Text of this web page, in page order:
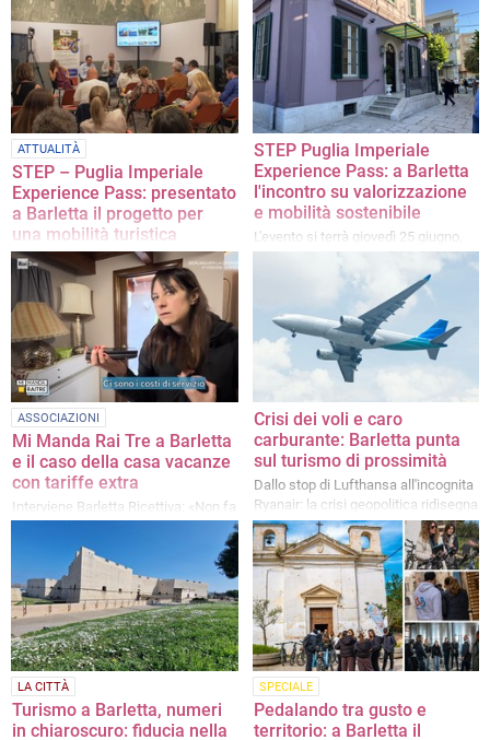
Comuni del progetto per raccontare
paesaggi, cultura, identità e
patrimonio turistico del territorio
ATTUALITÀ
STEP – Puglia Imperiale
Experience Pass: presentato
a Barletta il progetto per
una mobilità turistica
integrata
Il progetto punta a costruire una
destinazione turistica connessa,
sostenibile e competitiva
STEP Puglia Imperiale
Experience Pass: a Barletta
l'incontro su valorizzazione
e mobilità sostenibile
L'evento si terrà giovedì 25 giugno,
dalle ore 10 alle ore 13, presso la
Biblioteca Ex Cantina Sperimentale -
Palazzina Reichlin di Barletta
ASSOCIAZIONI
Mi Manda Rai Tre a Barletta
e il caso della casa vacanze
con tariffe extra
Interviene Barletta Ricettiva: «Non fa
Disponibili a offrire un soggiorno in
città alla turista coinvolta»
Crisi dei voli e caro
carburante: Barletta punta
sul turismo di prossimità
Dallo stop di Lufthansa all'incognita
Ryanair: la crisi geopolitica ridisegna
i flussi turistici, ma gli operatori
restano positivi
LA CITTÀ
Turismo a Barletta, numeri
in chiaroscuro: fiducia nella
SPECIALE
Pedalando tra gusto e
territorio: a Barletta il